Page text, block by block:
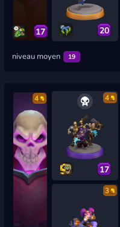
17 20
niveau moyen 19
4 4
17
3